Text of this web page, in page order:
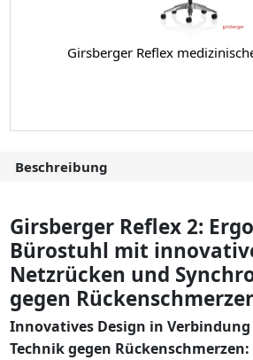
Girsberger Reflex
Beschreibung
Girsberger Reflex 2:
Bürostuhl mit
Netzrücken und
gegen
Innovatives Design in
Technik gegen Rückenschmerzen: